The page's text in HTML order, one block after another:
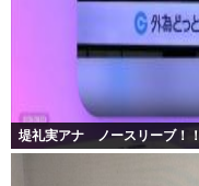
堤礼実アナ ノースリーブ！！